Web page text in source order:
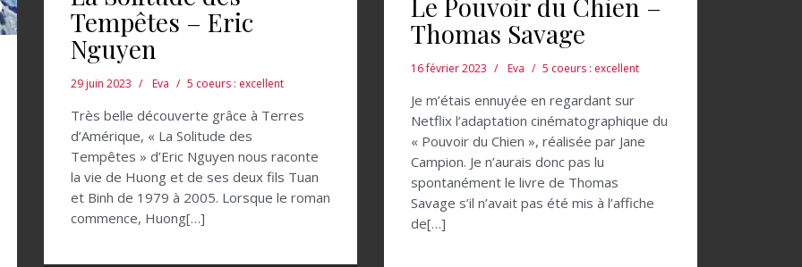
Tempêtes – Eric
Nguyen
29 juin 2023 Eva 5 coeurs : excellent
Très belle découverte grâce à Terres
d’Amérique, « La Solitude des
Tempêtes » d’Eric Nguyen nous raconte
la vie de Huong et de ses deux fils Tuan
et Binh de 1979 à 2005. Lorsque le roman
commence, Huong[…]
Le Pouvoir du Chien –
Thomas Savage
16 février 2023 Eva 5 coeurs : excellent
Je m’étais ennuyée en regardant sur
Netflix l’adaptation cinématographique du
« Pouvoir du Chien », réalisée par Jane
Campion. Je n’aurais donc pas lu
spontanément le livre de Thomas
Savage s’il n’avait pas été mis à l’affiche
de[…]